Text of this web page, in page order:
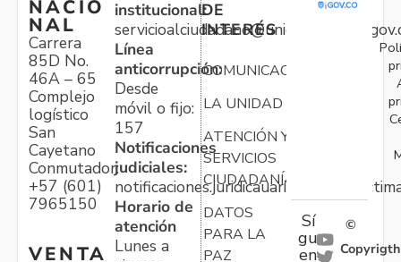
NACIO
NAL
Carrera
85D No.
46A – 65
Complejo
logístico
San
Cayetano
Conmutador:
+57 (601)
7965150
VENTA
institucional:
Línea
anticorrupción:
Desde
móvil o fijo:
157
Notificaciones
judiciales:
Horario de
atención
Lunes a
DE
INTERÉS
COMUNICACIONES
LA UNIDAD
ATENCIÓN Y
SERVICIOS
CIUDADANÍA
DATOS
PARA LA
PAZ
Sí
gu
en
©
Copyrigth